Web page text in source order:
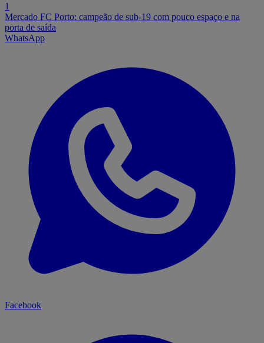
1
Mercado FC Porto: campeão de sub-19 com pouco espaço e na
porta de saída
WhatsApp
Facebook